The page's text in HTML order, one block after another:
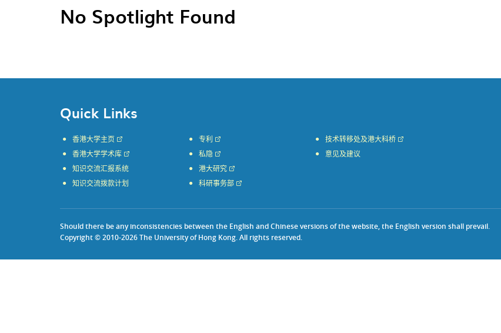
No Spotlight Found
Quick Links
香港大学主页
香港大学学术库
知识交流汇报系统
知识交流拨款计划
专利
私隐
港大研究
科研事务部
技术转移处及港大科桥
意见及建议
Should there be any inconsistencies between the English and Chinese versions of the website, the English version shall prevail.
Copyright © 2010-2026 The University of Hong Kong. All rights reserved.